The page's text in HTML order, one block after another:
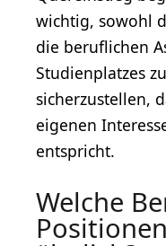
wichtig, sowohl
die beruflichen
Studienplatzes
sicherzustellen,
eigenen
entspricht.
Welche